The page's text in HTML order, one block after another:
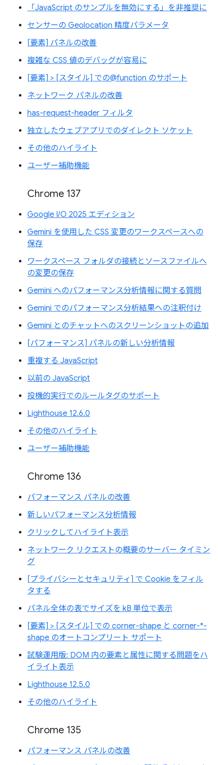
「JavaScript のサンプルを無効にする」を非推奨に
センサーの Geolocation 精度パラメータ
[要素] パネルの改善
複雑な CSS 値のデバッグが容易に
[要素] > [スタイル] での@function のサポート
ネットワーク パネルの改善
has-request-header フィルタ
独立したウェブアプリでのダイレクト ソケット
その他のハイライト
ユーザー補助機能
Chrome 137
Google I/O 2025 エディション
Gemini を使用した CSS 変更のワークスペースへの
保存
ワークスペース フォルダの接続とソースファイルへ
の変更の保存
Gemini へのパフォーマンス分析情報に関する質問
Gemini でのパフォーマンス分析結果への注釈付け
Gemini とのチャットへのスクリーンショットの追加
[パフォーマンス] パネルの新しい分析情報
重複する JavaScript
以前の JavaScript
投機的実行でのルールタグのサポート
Lighthouse 12.6.0
その他のハイライト
ユーザー補助機能
Chrome 136
パフォーマンス パネルの改善
新しいパフォーマンス分析情報
クリックしてハイライト表示
ネットワーク リクエストの概要のサーバー タイミン
グ
[プライバシーとセキュリティ] で Cookie をフィル
タする
パネル全体の表でサイズを kB 単位で表示
[要素] > [スタイル] での corner-shape と corner-*-
shape のオートコンプリート サポート
試験運用版: DOM 内の要素と属性に関する問題をハ
イライト表示
Lighthouse 12.5.0
その他のハイライト
Chrome 135
パフォーマンス パネルの改善